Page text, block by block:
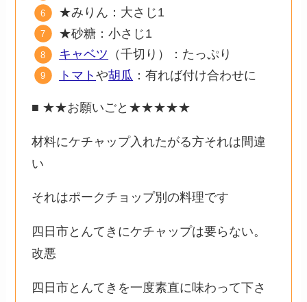
★みりん：大さじ1
★砂糖：小さじ1
キャベツ
（千切り）：たっぷり
トマトや胡瓜 ：有れば付け合わせに
■ ★★お願いごと★★★★★
材料にケチャップ入れたがる方それは間違
い
それはポークチョップ別の料理です
四日市とんてきにケチャップは要らない。
改悪
四日市とんてきを一度素直に味わって下さ